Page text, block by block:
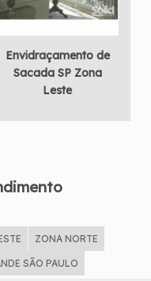
Envidraçamento de
Sacada SP Zona
Leste
ZONA NORTE
SÃO PAULO